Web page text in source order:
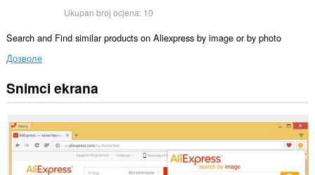
Ukupan broj ocjena: 10
Search and Find similar products on Aliexpress by image or by photo
Дозволе
Ova
ekstenzija
pristupati
Vašim
podacima
na
nekim
Snimci ekrana